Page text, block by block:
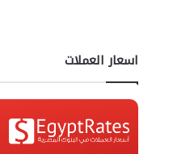
اسعار العملات